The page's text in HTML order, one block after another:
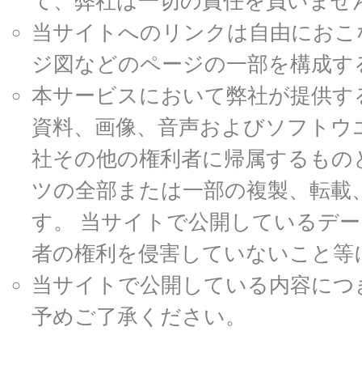
当サイトへのリンクは自由にお
ジ図などのページの一部を構成
本サービスにおいて弊社が提供
資料、画像、音声およびソフト
社その他の権利者に帰属するも
ツの全部または一部の複製、転
す。 当サイトで公開しているデ
者の権利を侵害していないこと
当サイトで公開している内容に
予めご了承ください。